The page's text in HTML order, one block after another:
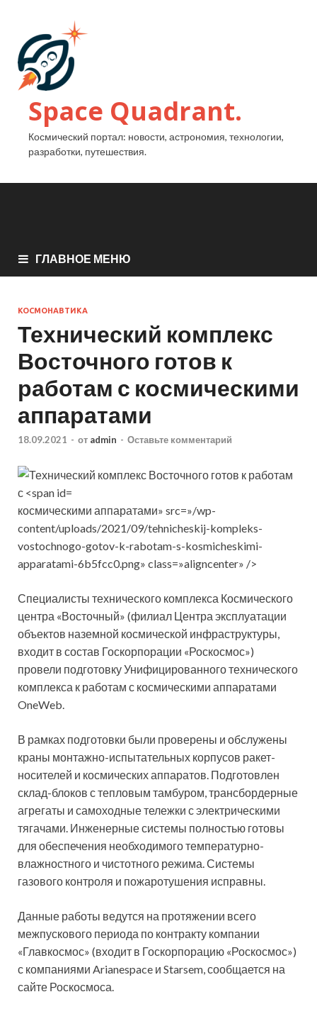
Space Quadrant.
Космический портал: новости, астрономия, технологии,
разработки, путешествия.
ГЛАВНОЕ МЕНЮ
КОСМОНАВТИКА
Технический комплекс
Восточного готов к
работам с космическими
аппаратами
18.09.2021 - от admin - Оставьте комментарий
космическими аппаратами» src=»/wp-
content/uploads/2021/09/tehnicheskij-kompleks-
vostochnogo-gotov-k-rabotam-s-kosmicheskimi-
apparatami-6b5fcc0.png» class=»aligncenter» />
Специалисты технического комплекса Космического
центра «Восточный» (филиал Центра эксплуатации
объектов наземной космической инфраструктуры,
входит в состав Госкорпорации «Роскосмос»)
провели подготовку Унифицированного технического
комплекса к работам с космическими аппаратами
OneWeb.
В рамках подготовки были проверены и обслужены
краны монтажно-испытательных корпусов ракет-
носителей и космических аппаратов. Подготовлен
склад-блоков с тепловым тамбуром, трансбордерные
агрегаты и самоходные тележки с электрическими
тягачами. Инженерные системы полностью готовы
для обеспечения необходимого температурно-
влажностного и чистотного режима. Системы
газового контроля и пожаротушения исправны.
Данные работы ведутся на протяжении всего
межпускового периода по контракту компании
«Главкосмос» (входит в Госкорпорацию «Роскосмос»)
с компаниями Arianespace и Starsem, сообщается на
сайте Роскосмоса.